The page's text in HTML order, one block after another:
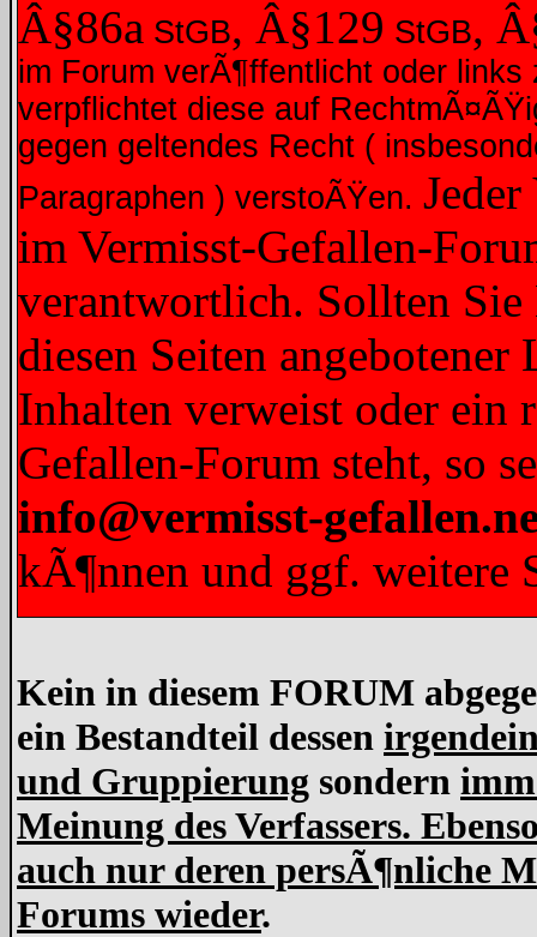
Â§86a StGB, Â§129 StGB,
im Forum verÃ¶ffentlicht oder
verpflichtet diese auf
gegen geltendes Recht (
Paragraphen ) verstoÃŸen.
im Vermisst-Gefallen-
verantwortlich. Sollten Sie
diesen Seiten
Inhalten verweist oder ein
Gefallen-Forum steht, so
info@vermisst-
kÃ¶nnen und ggf. weitere
Kein in diesem FORUM
ein Bestandteil dessen
und Gruppierung sondern
Meinung des Verfassers.
auch nur deren persÃ¶nliche
Forums wieder.